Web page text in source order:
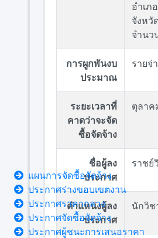
อำเภ
จังห
จำนว
การผูกพันงบ
ประมาณ
รายจ่
ระยะเวลาที่
คาดว่าจะจัด
ซื้อจัดจ้าง
ตุลาค
ชื่อผู้ลง
ประกาศ
ราชย์
ตำแหน่งผู้ลง
ประกาศ
นักวิช
แผนการจัดซื้อจัดจ้าง
ประกาศร่างขอบเขตงาน
ประกาศราคากลาง
ประกาศจัดซื้อจัดจ้าง
ประกาศผู้ชนะการเสนอราคา